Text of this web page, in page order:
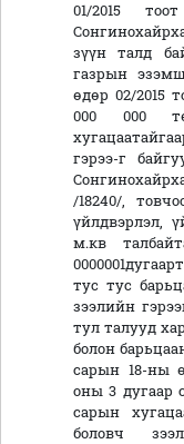
01/2015
зүүн талд
газрын
өдөр 02/2015
000 000
гэрээ-г
/18240/,
үйлдвэрлэл,
м.кв
тус тус
зээлийн
тул талууд
болон
сарын 18-ны
оны 3 дугаар
сарын
боловч